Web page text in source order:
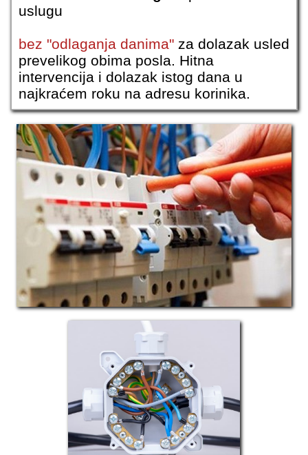
uslugu
bez "odlaganja danima" za dolazak usled
prevelikog obima posla. Hitna
intervencija i dolazak istog dana u
najkraćem roku na adresu korinika.